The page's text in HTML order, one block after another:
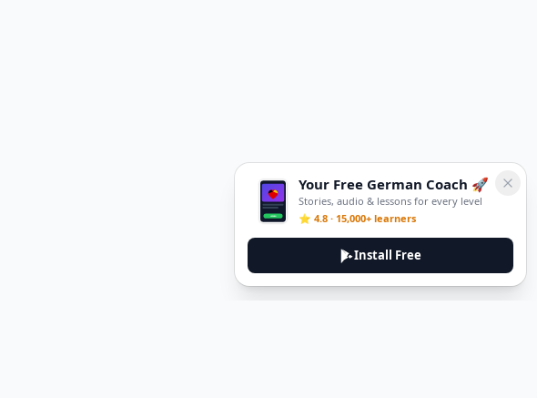
Your Free German Coach 🚀
Stories, audio & lessons for every level
⭐ 4.8 · 15,000+ learners
Install Free